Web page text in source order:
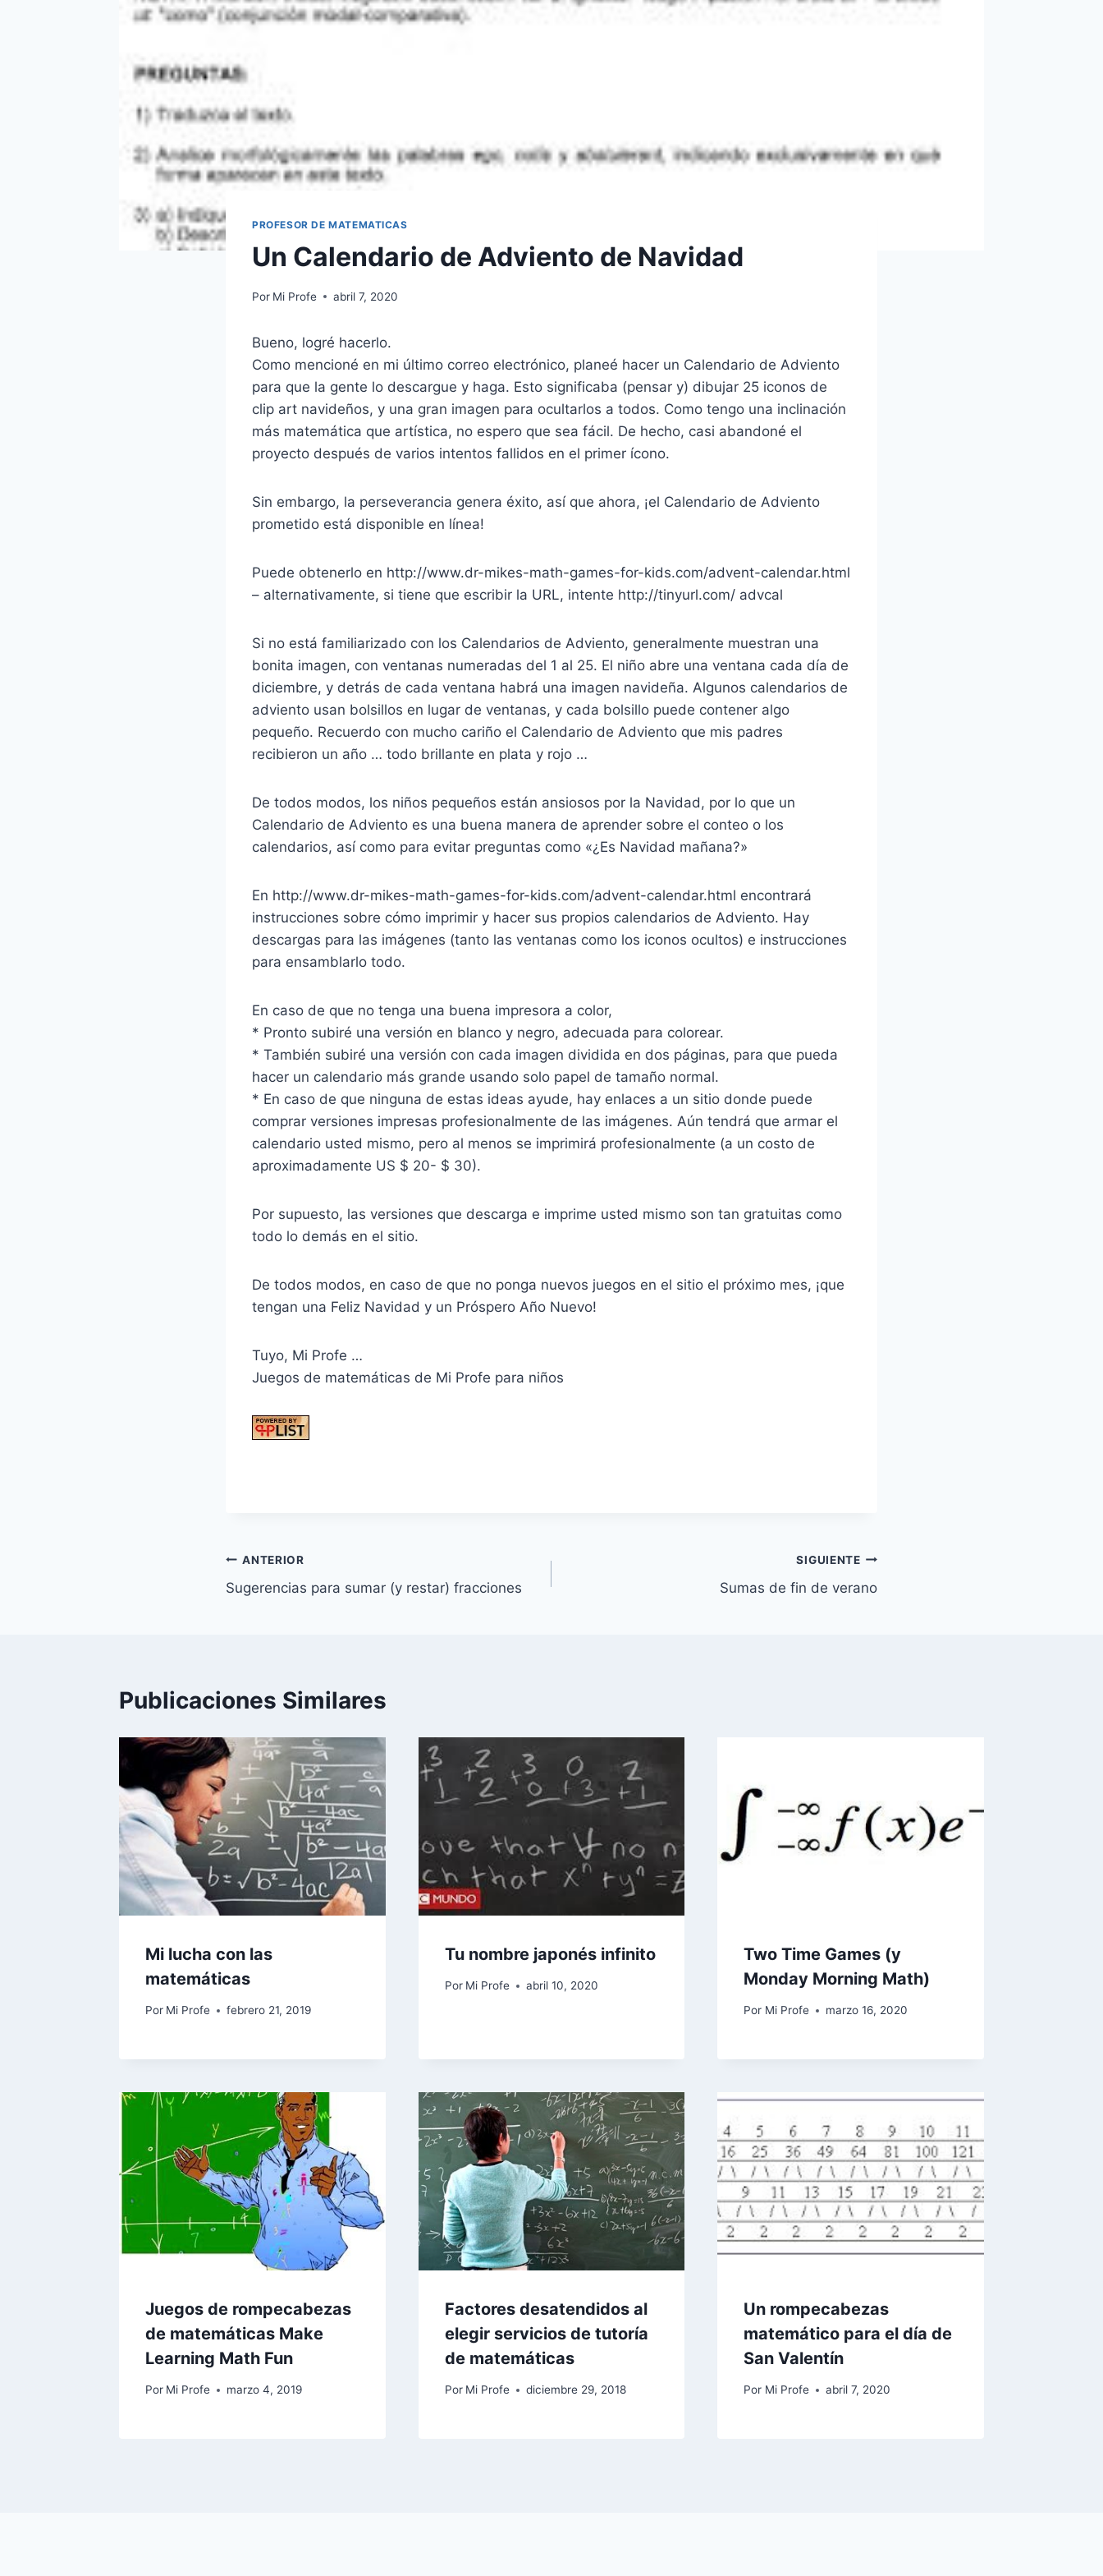
PROFESOR DE MATEMATICAS
Un Calendario de Adviento de Navidad
Por Mi Profe abril 7, 2020
Bueno, logré hacerlo.
Como mencioné en mi último correo electrónico, planeé hacer un Calendario de Adviento
para que la gente lo descargue y haga. Esto significaba (pensar y) dibujar 25 iconos de
clip art navideños, y una gran imagen para ocultarlos a todos. Como tengo una inclinación
más matemática que artística, no espero que sea fácil. De hecho, casi abandoné el
proyecto después de varios intentos fallidos en el primer ícono.
Sin embargo, la perseverancia genera éxito, así que ahora, ¡el Calendario de Adviento
prometido está disponible en línea!
Puede obtenerlo en http://www.dr-mikes-math-games-for-kids.com/advent-calendar.html
– alternativamente, si tiene que escribir la URL, intente http://tinyurl.com/ advcal
Si no está familiarizado con los Calendarios de Adviento, generalmente muestran una
bonita imagen, con ventanas numeradas del 1 al 25. El niño abre una ventana cada día de
diciembre, y detrás de cada ventana habrá una imagen navideña. Algunos calendarios de
adviento usan bolsillos en lugar de ventanas, y cada bolsillo puede contener algo
pequeño. Recuerdo con mucho cariño el Calendario de Adviento que mis padres
recibieron un año … todo brillante en plata y rojo …
De todos modos, los niños pequeños están ansiosos por la Navidad, por lo que un
Calendario de Adviento es una buena manera de aprender sobre el conteo o los
calendarios, así como para evitar preguntas como «¿Es Navidad mañana?»
En http://www.dr-mikes-math-games-for-kids.com/advent-calendar.html encontrará
instrucciones sobre cómo imprimir y hacer sus propios calendarios de Adviento. Hay
descargas para las imágenes (tanto las ventanas como los iconos ocultos) e instrucciones
para ensamblarlo todo.
En caso de que no tenga una buena impresora a color,
* Pronto subiré una versión en blanco y negro, adecuada para colorear.
* También subiré una versión con cada imagen dividida en dos páginas, para que pueda
hacer un calendario más grande usando solo papel de tamaño normal.
* En caso de que ninguna de estas ideas ayude, hay enlaces a un sitio donde puede
comprar versiones impresas profesionalmente de las imágenes. Aún tendrá que armar el
calendario usted mismo, pero al menos se imprimirá profesionalmente (a un costo de
aproximadamente US $ 20- $ 30).
Por supuesto, las versiones que descarga e imprime usted mismo son tan gratuitas como
todo lo demás en el sitio.
De todos modos, en caso de que no ponga nuevos juegos en el sitio el próximo mes, ¡que
tengan una Feliz Navidad y un Próspero Año Nuevo!
Tuyo, Mi Profe …
Juegos de matemáticas de Mi Profe para niños
Navegación
de
ANTERIOR
Sugerencias para sumar (y restar) fracciones
SIGUIENTE
Sumas de fin de verano
Publicaciones Similares
Mi lucha con las
matemáticas
Por Mi Profe febrero 21, 2019
Tu nombre japonés infinito
Por Mi Profe abril 10, 2020
Two Time Games (y
Monday Morning Math)
Por Mi Profe marzo 16, 2020
Juegos de rompecabezas
de matemáticas Make
Learning Math Fun
Por Mi Profe marzo 4, 2019
Factores desatendidos al
elegir servicios de tutoría
de matemáticas
Por Mi Profe diciembre 29, 2018
Un rompecabezas
matemático para el día de
San Valentín
Por Mi Profe abril 7, 2020